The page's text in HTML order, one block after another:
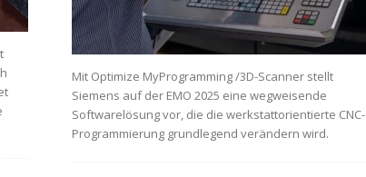
Mit Optimize MyProgramming /3D-Scanner stellt
Siemens auf der EMO 2025 eine wegweisende
Softwarelösung vor, die die werkstattorientierte CNC-
Programmierung grundlegend verändern wird.